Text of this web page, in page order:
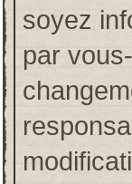
soyez
par